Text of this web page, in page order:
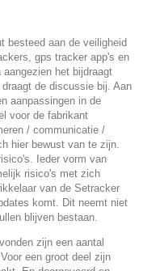
besteed aan de veiligheid
gps tracker app's en
het bijdraagt
de discussie bij. Aan
aanpassingen in de
voor de fabrikant
/ communicatie /
hier bewust van te zijn.
Ieder vorm van
risico's met zich
van de Setracker
komt. Dit neemt niet
blijven bestaan.
zijn een aantal
een groot deel zijn